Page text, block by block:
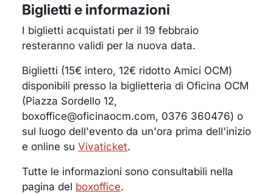
Biglietti e informazioni
I biglietti acquistati per il 19 febbraio
resteranno validi per la nuova data.
Biglietti (15€ intero, 12€ ridotto Amici OCM)
disponibili presso la biglietteria di Oficina OCM
(Piazza Sordello 12,
boxoffice@oficinaocm.com, 0376 360476) o
sul luogo dell'evento da un'ora prima dell'inizio
e online su Vivaticket.
Tutte le informazioni sono consultabili nella
pagina del boxoffice.